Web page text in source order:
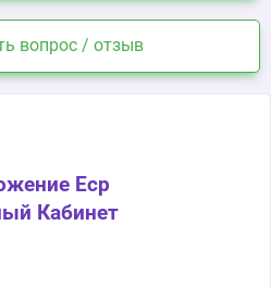
вопрос / отзыв
Еср
Кабинет